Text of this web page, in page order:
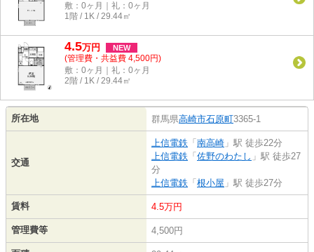
敷：0ヶ月｜礼：0ヶ月
1階 / 1K / 29.44㎡
4.5万円 NEW
(管理費・共益費 4,500円)
敷：0ヶ月｜礼：0ヶ月
2階 / 1K / 29.44㎡
所在地 群馬県高崎市石原町3365-1
交通
上信電鉄 「 南高崎 」駅 徒歩22分
上信電鉄 「 佐野のわたし 」駅 徒歩27
分
上信電鉄 「 根小屋 」駅 徒歩27分
賃料 4.5万円
管理費等 4,500円